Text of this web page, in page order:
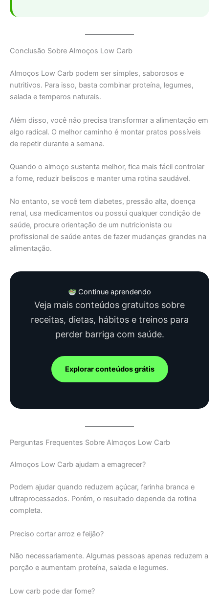
Conclusão Sobre Almoços Low Carb
Almoços Low Carb podem ser simples, saborosos e
nutritivos. Para isso, basta combinar proteína, legumes,
salada e temperos naturais.
Além disso, você não precisa transformar a alimentação em
algo radical. O melhor caminho é montar pratos possíveis
de repetir durante a semana.
Quando o almoço sustenta melhor, fica mais fácil controlar
a fome, reduzir beliscos e manter uma rotina saudável.
No entanto, se você tem diabetes, pressão alta, doença
renal, usa medicamentos ou possui qualquer condição de
saúde, procure orientação de um nutricionista ou
profissional de saúde antes de fazer mudanças grandes na
alimentação.
Continue aprendendo
Veja mais conteúdos gratuitos sobre
receitas, dietas, hábitos e treinos para
perder barriga com saúde.
Explorar conteúdos grátis
Perguntas Frequentes Sobre Almoços Low Carb
Almoços Low Carb ajudam a emagrecer?
Podem ajudar quando reduzem açúcar, farinha branca e
ultraprocessados. Porém, o resultado depende da rotina
completa.
Preciso cortar arroz e feijão?
Não necessariamente. Algumas pessoas apenas reduzem a
porção e aumentam proteína, salada e legumes.
Low carb pode dar fome?